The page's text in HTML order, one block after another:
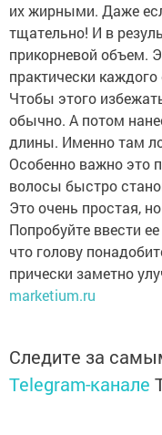
их жирными. Даже
тщательно! И в
прикорневой объем.
практически каждого
Чтобы этого
обычно. А потом
длины. Именно там
Особенно важно это
волосы быстро
Это очень простая,
Попробуйте ввести
что голову
прически заметно
marketium.ru
Следите за
Telegram-канале